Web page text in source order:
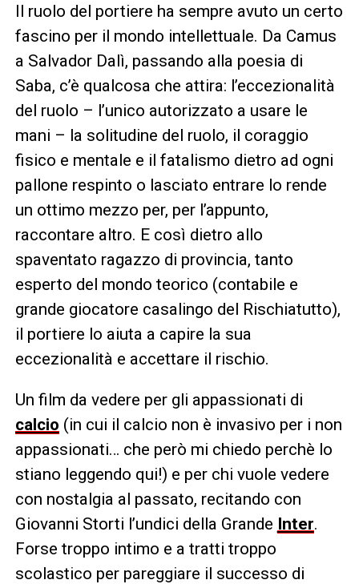
Il ruolo del portiere ha sempre avuto un certo
fascino per il mondo intellettuale. Da Camus
a Salvador Dalì, passando alla poesia di
Saba, c’è qualcosa che attira: l’eccezionalità
del ruolo – l’unico autorizzato a usare le
mani – la solitudine del ruolo, il coraggio
fisico e mentale e il fatalismo dietro ad ogni
pallone respinto o lasciato entrare lo rende
un ottimo mezzo per, per l’appunto,
raccontare altro. E così dietro allo
spaventato ragazzo di provincia, tanto
esperto del mondo teorico (contabile e
grande giocatore casalingo del Rischiatutto),
il portiere lo aiuta a capire la sua
eccezionalità e accettare il rischio.
Un film da vedere per gli appassionati di
calcio (in cui il calcio non è invasivo per i non
appassionati… che però mi chiedo perchè lo
stiano leggendo qui!) e per chi vuole vedere
con nostalgia al passato, recitando con
Giovanni Storti l’undici della Grande Inter.
Forse troppo intimo e a tratti troppo
scolastico per pareggiare il successo di